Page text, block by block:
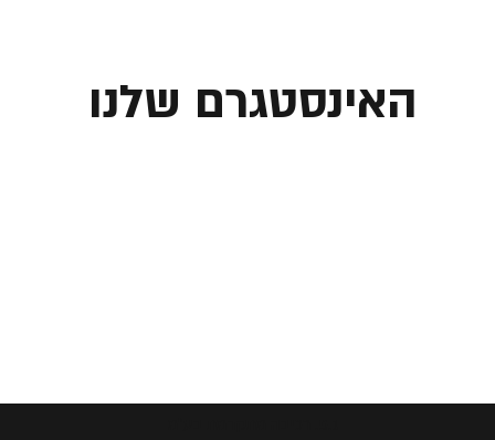
האינסטגרם שלנו